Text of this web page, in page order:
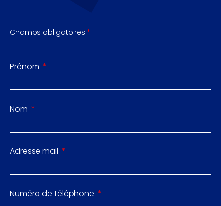
Champs obligatoires
Prénom
Nom
Adresse mail
Numéro de téléphone